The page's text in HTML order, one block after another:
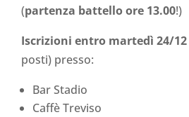
(partenza battello ore 13.00!)
Iscrizioni entro martedì 24/12
posti) presso:
Bar Stadio
Caffè Treviso